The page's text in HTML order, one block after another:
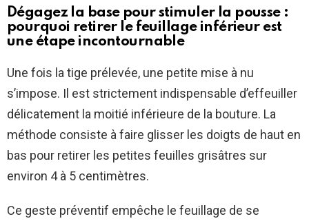
Dégagez la base pour stimuler la pousse :
pourquoi retirer le feuillage inférieur est
une étape incontournable
Une fois la tige prélevée, une petite mise à nu
s’impose. Il est strictement indispensable d’effeuiller
délicatement la moitié inférieure de la bouture. La
méthode consiste à faire glisser les doigts de haut en
bas pour retirer les petites feuilles grisâtres sur
environ 4 à 5 centimètres.
Ce geste préventif empêche le feuillage de se